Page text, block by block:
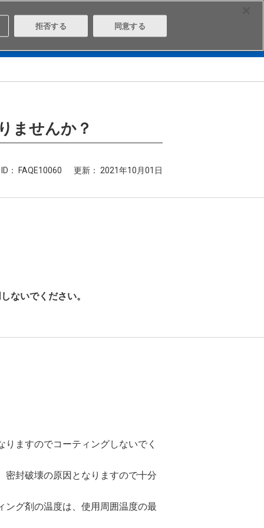
ませんか？
ID： FAQE10060 更新： 2021年10月01日
ないでください。
ますのでコーティングしないでく
密封破壊の原因となりますので十分
ング剤の温度は、使用周囲温度の最
拒否する 同意する